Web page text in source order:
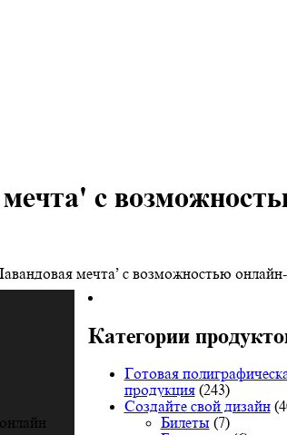
с
мечта’ с возможностью онлайн-
Категории
Готовая
продукция (243)
Создайте свой дизайн
Билеты (7)